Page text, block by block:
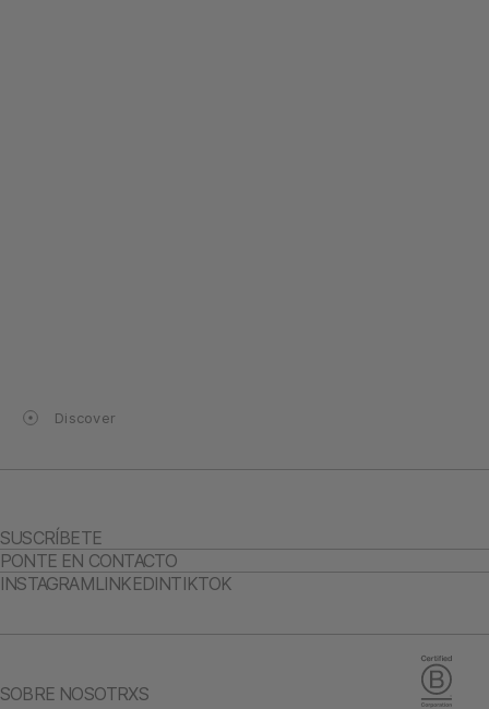
Discover
SOBRE NOSOTRXS
SUSCRÍBETE
PONTE EN CONTACTO
INSTAGRAMLINKEDINTIKTOK